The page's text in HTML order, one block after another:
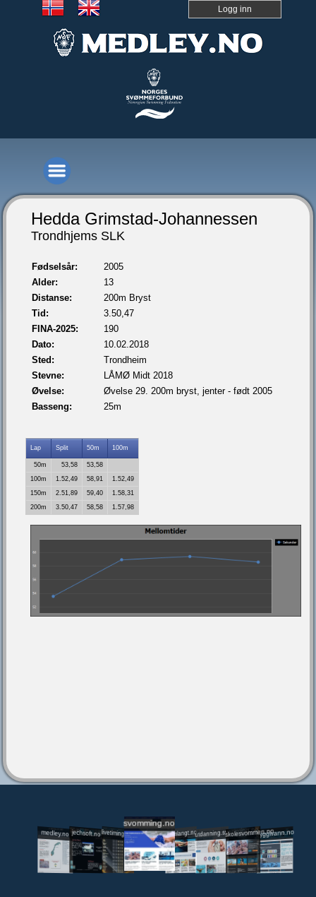
Logg inn
Hedda Grimstad-Johannessen
Trondhjems SLK
Fødselsår:
2005
Alder:
13
Distanse:
200m Bryst
Tid:
3.50,47
FINA-2025:
190
Dato:
10.02.2018
Sted:
Trondheim
Stevne:
LÅMØ Midt 2018
Øvelse:
Øvelse 29. 200m bryst, jenter - født 2005
Basseng:
25m
Lap Split 50m 100m
50m 53,58
53,58
100m
1.52,49 58,91
1.52,49
150m
2.51,89 59,40
1.58,31
200m
3.50,47 58,58 1.57,98
medley.no jechsoft.nolivetiming.medley.no
svomming.no
svomlangt.noutdanning.svomming.no
skolesvommen.notryggivann.no